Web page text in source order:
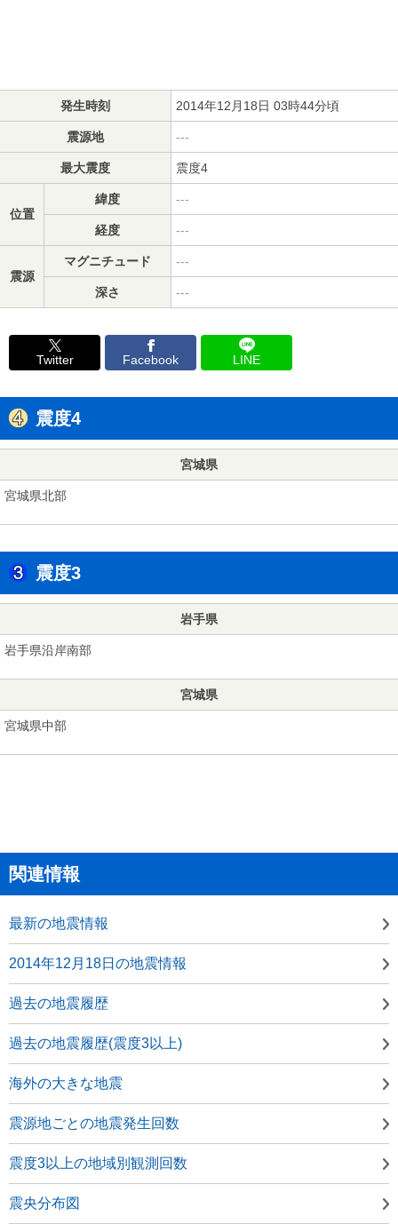
発生時刻 2014年12月18日 03時44分頃
震源地 ---
最大震度 震度4
位置
緯度 ---
経度 ---
震源
マグニチュード ---
深さ ---
Twitter Facebook LINE
震度4
宮城県
宮城県北部
震度3
岩手県
岩手県沿岸南部
宮城県
宮城県中部
関連情報
最新の地震情報
2014年12月18日の地震情報
過去の地震履歴
過去の地震履歴(震度3以上)
海外の大きな地震
震源地ごとの地震発生回数
震度3以上の地域別観測回数
震央分布図